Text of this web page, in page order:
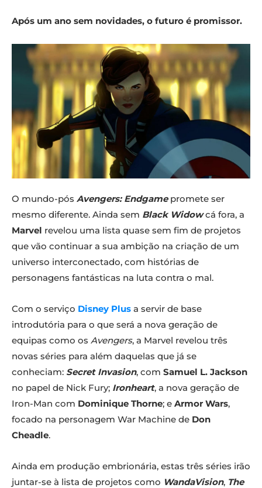
Após um ano sem novidades, o futuro é promissor.
O mundo-pós Avengers: Endgamepromete ser
mesmo diferente. Ainda sem Black Widowcá fora, a
Marvel revelou uma lista quase sem fim de projetos
que vão continuar a sua ambição na criação de um
universo interconectado, com histórias de
personagens fantásticas na luta contra o mal.
Com o serviço Disney Plus a servir de base
introdutória para o que será a nova geração de
equipas como os Avengers, a Marvel revelou três
novas séries para além daquelas que já se
conheciam: Secret Invasion, com Samuel L. Jackson
no papel de Nick Fury; Ironheart, a nova geração de
Iron-Man com Dominique Thorne; e Armor Wars,
focado na personagem War Machine de Don
Cheadle.
Ainda em produção embrionária, estas três séries irão
juntar-se à lista de projetos como WandaVision, The